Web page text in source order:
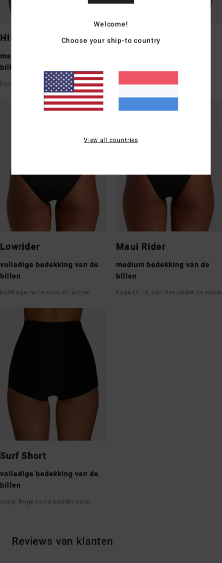
Hike
medium bedekking van de
billen
hoog uitgesneden
Fiji
V-shaped front & back
Lowrider
volledige bedekking van de
billen
halfhoge taille voor en achter
Maui Rider
medium bedekking van de
billen
hoge taille, valt net onder de navel
Surf Short
volledige bedekking van de
billen
super hoge taille bedekt navel
Reviews van klanten
Welcome!
Choose your ship-to country
View all countries